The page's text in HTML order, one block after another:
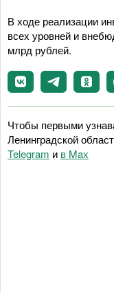
В ходе реализации
всех уровней и
млрд рублей.
Чтобы первыми
Ленинградской
Telegram и в Maх